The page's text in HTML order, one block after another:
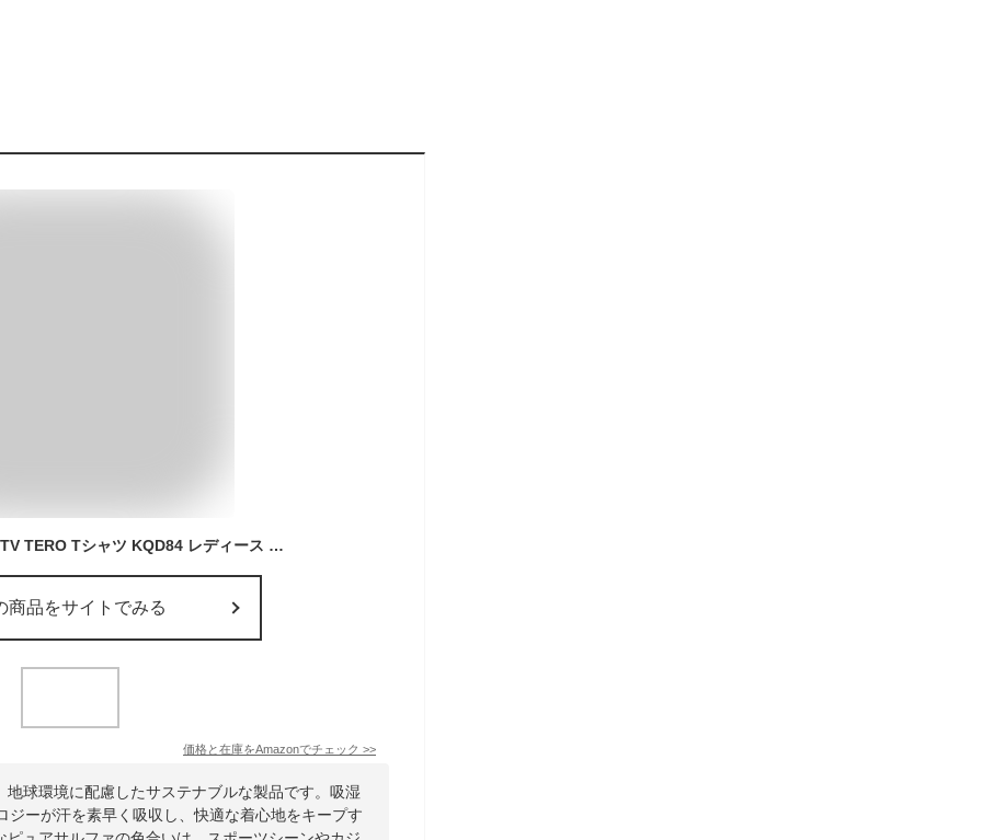
[アディダス] 半袖 ACTV TERO Tシャツ KQD84 レディース ピュアサルファ (JP0014)
商品をサイトでみる
価格と在庫をAmazonでチェック >>
球環境に配慮したサステナブルな製品です。吸湿
ジーが汗を素早く吸収し、快適な着心地をキープす